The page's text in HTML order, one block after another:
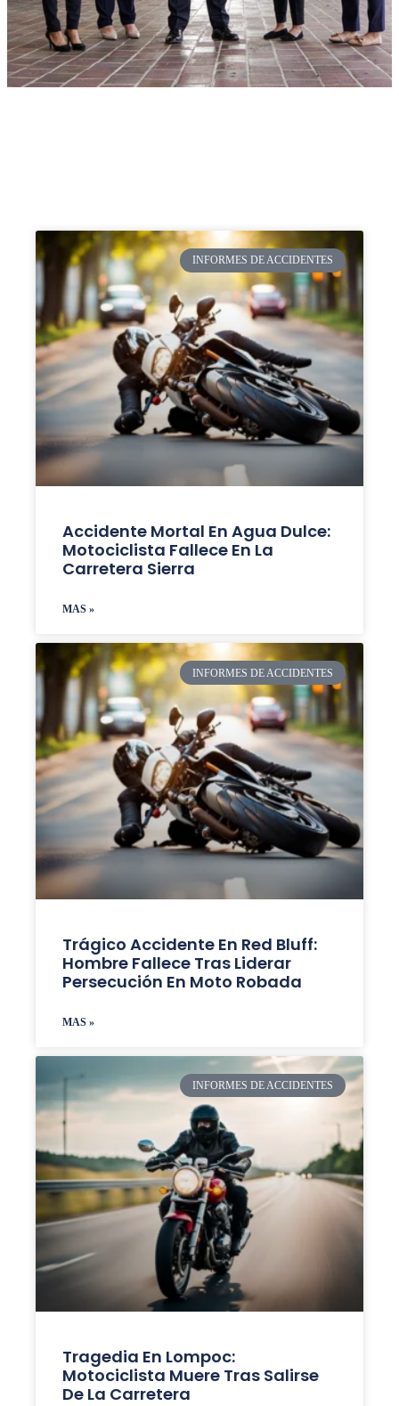
INFORMES DE ACCIDENTES
Accidente Mortal En Agua Dulce:
Motociclista Fallece En La
Carretera Sierra
MAS »
INFORMES DE ACCIDENTES
Trágico Accidente En Red Bluff:
Hombre Fallece Tras Liderar
Persecución En Moto Robada
MAS »
INFORMES DE ACCIDENTES
Tragedia En Lompoc:
Motociclista Muere Tras Salirse
De La Carretera